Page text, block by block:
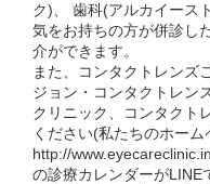
ク)、 歯科(アルカイース
気をお持ちの方が併診し
介ができます。
また、コンタクトレンズ
ジョン・コンタクトレン
クリニック、コンタクト
ください(私たちのホー
http://
の診療カレンダーがLINE